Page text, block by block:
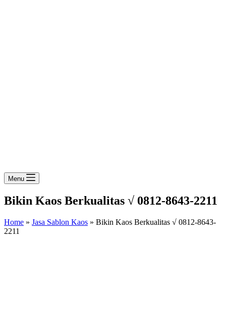
Menu
Bikin Kaos Berkualitas √ 0812-8643-2211
Home » Jasa Sablon Kaos » Bikin Kaos Berkualitas √ 0812-8643-
2211